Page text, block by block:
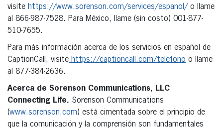
visite https://www.sorenson.com/services/espanol/ o llame
al 866-987-7528. Para México, llame (sin costo) 001-877-
510-7655.
Para más información acerca de los servicios en español de
CaptionCall, visite https://captioncall.com/telefono o llame
al 877-384-2636.
Acerca de Sorenson Communications, LLC
Connecting Life. Sorenson Communications
(www.sorenson.com) está cimentada sobre el principio de
que la comunicación y la comprensión son fundamentales